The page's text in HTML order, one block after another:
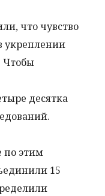
что чувство
укреплении
Чтобы
десятка
по этим
15